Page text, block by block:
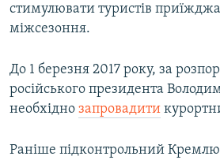
стимулювати туристів
міжсезоння.
До 1 березня 2017 року, за
російського президента
необхідно запровадити
Раніше підконтрольний